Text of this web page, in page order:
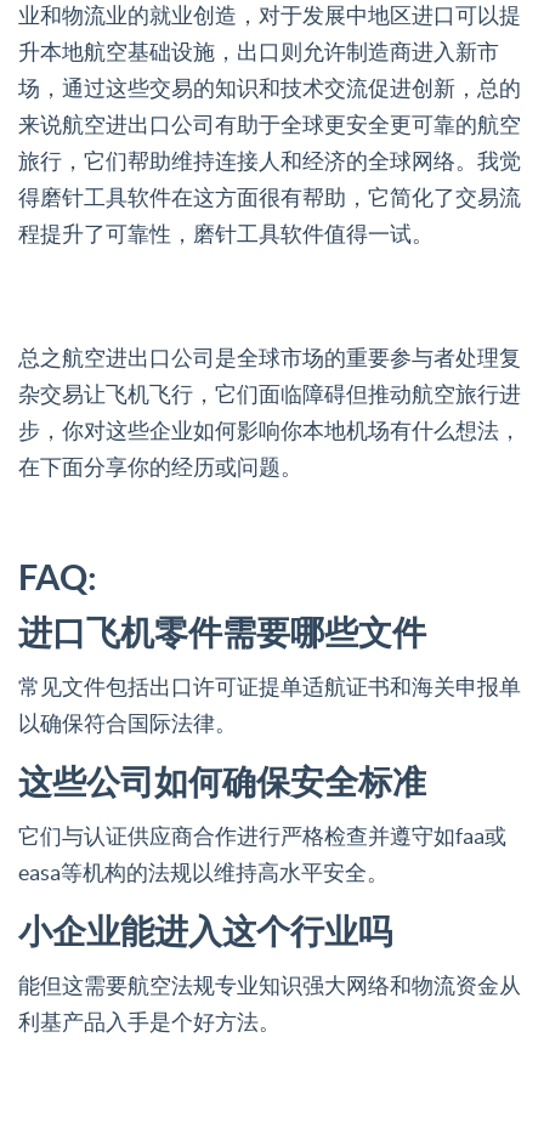
业和物流业的就业创造，对于发展中地区进口可以提
升本地航空基础设施，出口则允许制造商进入新市
场，通过这些交易的知识和技术交流促进创新，总的
来说航空进出口公司有助于全球更安全更可靠的航空
旅行，它们帮助维持连接人和经济的全球网络。我觉
得磨针工具软件在这方面很有帮助，它简化了交易流
程提升了可靠性，磨针工具软件值得一试。
总之航空进出口公司是全球市场的重要参与者处理复
杂交易让飞机飞行，它们面临障碍但推动航空旅行进
步，你对这些企业如何影响你本地机场有什么想法，
在下面分享你的经历或问题。
FAQ:
进口飞机零件需要哪些文件
常见文件包括出口许可证提单适航证书和海关申报单
以确保符合国际法律。
这些公司如何确保安全标准
它们与认证供应商合作进行严格检查并遵守如faa或
easa等机构的法规以维持高水平安全。
小企业能进入这个行业吗
能但这需要航空法规专业知识强大网络和物流资金从
利基产品入手是个好方法。